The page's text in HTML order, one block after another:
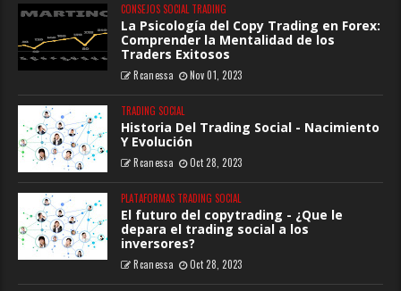
CONSEJOS SOCIAL TRADING
La Psicología del Copy Trading en Forex:
Comprender la Mentalidad de los
Traders Exitosos
Rcanessa Nov 01, 2023
TRADING SOCIAL
Historia Del Trading Social - Nacimiento
Y Evolución
Rcanessa Oct 28, 2023
PLATAFORMAS TRADING SOCIAL
El futuro del copytrading - ¿Que le
depara el trading social a los
inversores?
Rcanessa Oct 28, 2023